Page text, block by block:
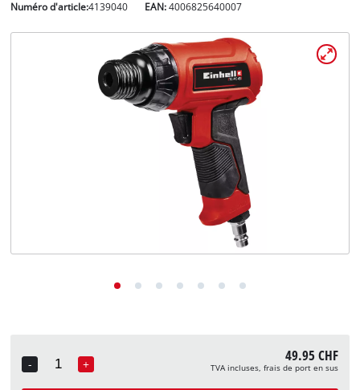
Numéro d'article:4139040 EAN:4006825640007
-
Quantity
+ 49.95 CHF
TVA incluses, frais de port en sus